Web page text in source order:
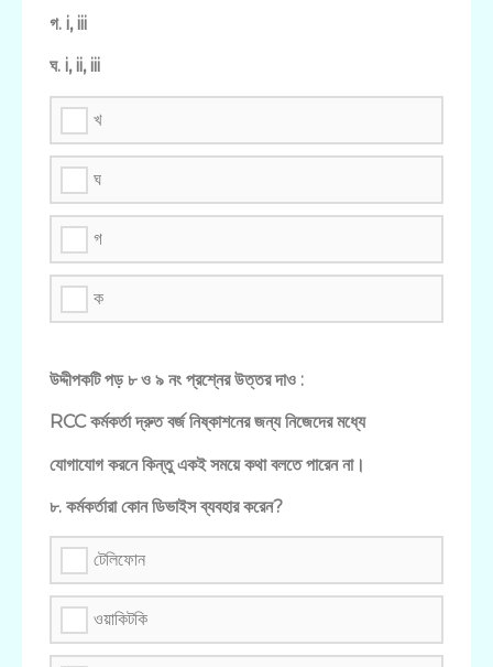
গ. i, iii
ঘ. i, ii, iii
খ
ঘ
গ
ক
উদ্দীপকটি পড় ৮ ও ৯ নং প্রশ্নের উত্তর দাও :
RCC কর্মকর্তা দ্রুত বর্জ নিষ্কাশনের জন্য নিজেদের মধ্যে
যোগাযোগ করনে কিন্তু একই সময়ে কথা বলতে পারেন না।
৮. কর্মকর্তারা কোন ডিভাইস ব্যবহার করেন?
টেলিফোন
ওয়াকিটকি